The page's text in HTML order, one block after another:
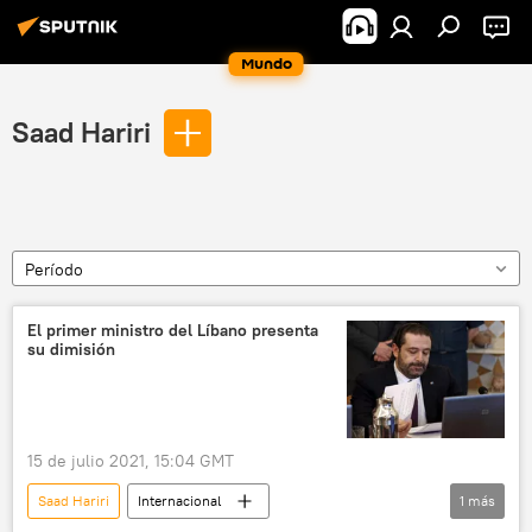
Mundo
Saad Hariri
Período
El primer ministro del Líbano presenta
su dimisión
15 de julio 2021, 15:04 GMT
Saad Hariri
Internacional
1 más